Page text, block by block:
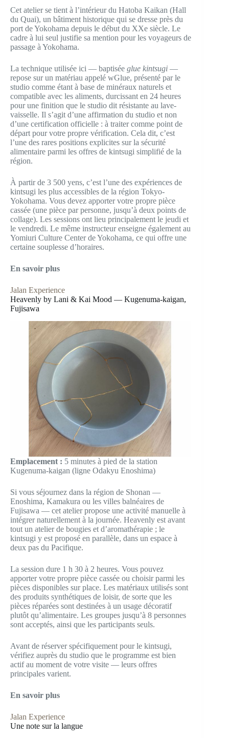
Cet atelier se tient à l’intérieur du Hatoba Kaikan (Hall
du Quai), un bâtiment historique qui se dresse près du
port de Yokohama depuis le début du XXe siècle. Le
cadre à lui seul justifie sa mention pour les voyageurs de
passage à Yokohama.
La technique utilisée ici — baptisée glue kintsugi —
repose sur un matériau appelé wGlue, présenté par le
studio comme étant à base de minéraux naturels et
compatible avec les aliments, durcissant en 24 heures
pour une finition que le studio dit résistante au lave-
vaisselle. Il s’agit d’une affirmation du studio et non
d’une certification officielle : à traiter comme point de
départ pour votre propre vérification. Cela dit, c’est
l’une des rares positions explicites sur la sécurité
alimentaire parmi les offres de kintsugi simplifié de la
région.
À partir de 3 500 yens, c’est l’une des expériences de
kintsugi les plus accessibles de la région Tokyo-
Yokohama. Vous devez apporter votre propre pièce
cassée (une pièce par personne, jusqu’à deux points de
collage). Les sessions ont lieu principalement le jeudi et
le vendredi. Le même instructeur enseigne également au
Yomiuri Culture Center de Yokohama, ce qui offre une
certaine souplesse d’horaires.
En savoir plus
Jalan Experience
Heavenly by Lani & Kai Mood — Kugenuma-kaigan,
Fujisawa
Emplacement : 5 minutes à pied de la station
Kugenuma-kaigan (ligne Odakyu Enoshima)
Si vous séjournez dans la région de Shonan —
Enoshima, Kamakura ou les villes balnéaires de
Fujisawa — cet atelier propose une activité manuelle à
intégrer naturellement à la journée. Heavenly est avant
tout un atelier de bougies et d’aromathérapie ; le
kintsugi y est proposé en parallèle, dans un espace à
deux pas du Pacifique.
La session dure 1 h 30 à 2 heures. Vous pouvez
apporter votre propre pièce cassée ou choisir parmi les
pièces disponibles sur place. Les matériaux utilisés sont
des produits synthétiques de loisir, de sorte que les
pièces réparées sont destinées à un usage décoratif
plutôt qu’alimentaire. Les groupes jusqu’à 8 personnes
sont acceptés, ainsi que les participants seuls.
Avant de réserver spécifiquement pour le kintsugi,
vérifiez auprès du studio que le programme est bien
actif au moment de votre visite — leurs offres
principales varient.
En savoir plus
Jalan Experience
Une note sur la langue